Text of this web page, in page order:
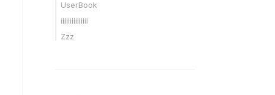
UserBook
iiiiiiiiiiiiiii
Zzz